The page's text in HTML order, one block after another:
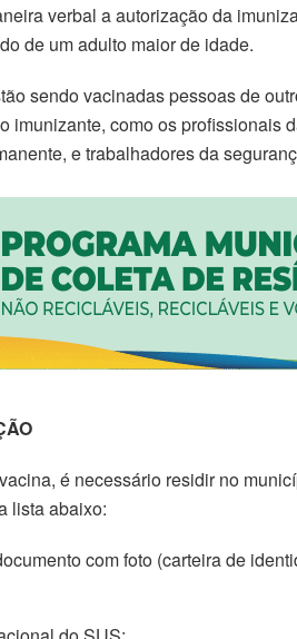
verbal a autorização da
de um adulto maior de idade.
sendo vacinadas pessoas de
imunizante, como os profissionais
e trabalhadores da
é necessário residir no
lista abaixo:
com foto (carteira de